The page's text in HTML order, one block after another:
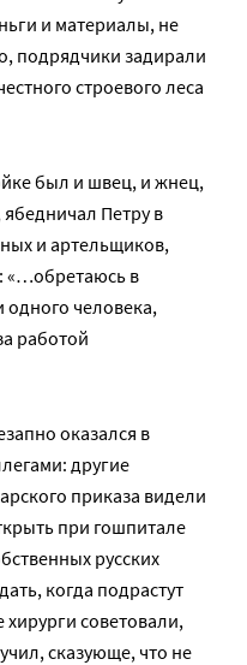
и материалы, не
подрядчики задирали
строевого леса
был и швец, и жнец,
Петру в
и артельщиков,
«…обретаюсь в
человека,
работой
оказался в
другие
приказа видели
при гошпитале
русских
когда подрастут
советовали,
сказующе, что не